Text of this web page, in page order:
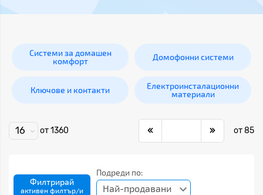
Системи за домашен
комфорт
Домофонни системи
Ключове и контакти
Електроинсталационни
материали
16 от 1360 от 85
Филтрирай
активен филтър/и
Подреди по:
Най-продавани